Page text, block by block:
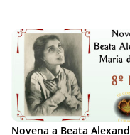
Novena a Beata